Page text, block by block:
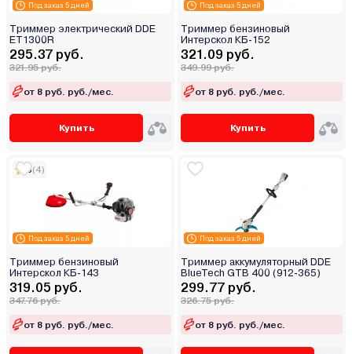
Под заказ 5 дней
Триммер электрический DDE
ET1300R
295.37 руб.
321.95 руб.
от 8 руб. руб./мес.
Купить
Под заказ 5 дней
Триммер бензиновый
Интерскол КБ-152
321.09 руб.
349.99 руб.
от 8 руб. руб./мес.
Купить
Под заказ 5 дней
5(4)
Триммер бензиновый
Интерскол КБ-143
319.05 руб.
347.76 руб.
от 8 руб. руб./мес.
Под заказ 5 дней
Триммер аккумуляторный DDE
BlueTech GTB 400 (912-365)
299.77 руб.
326.75 руб.
от 8 руб. руб./мес.